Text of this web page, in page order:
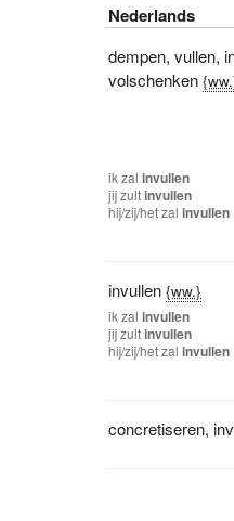
Nederlands
dempen,vullen,
volschenken
ikzalinvullen
jijzultinvullen
hij/zij/hetzalinvullen
invullen {ww.}
ikzalinvullen
jijzultinvullen
hij/zij/hetzalinvullen
concretiseren,